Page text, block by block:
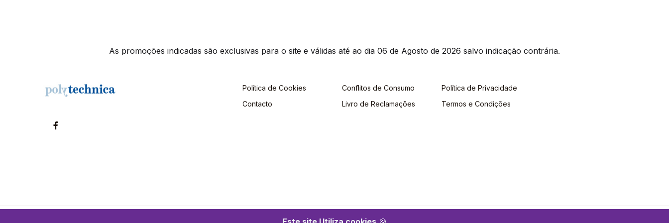
As promoções indicadas são exclusivas para o site e válidas até ao dia 06 de Agosto de 2026 salvo indicação contrária.
Política de Cookies
Contacto
Conflitos de Consumo
Livro de Reclamações
Política de Privacidade
Termos e Condições